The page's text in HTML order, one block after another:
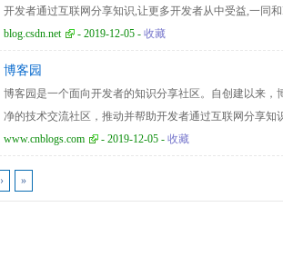
开发者通过互联网分享知识,让更多开发者从中受益,一同
blog.csdn.net
- 2019-12-05 - 收藏
博客园
博客园是一个面向开发者的知识分享社区。自创建以来
净的技术交流社区，推动并帮助开发者通过互联网分享
命是帮助开发者用代码改变世界。
www.cnblogs.com - 2019-12-05 - 收藏
› »